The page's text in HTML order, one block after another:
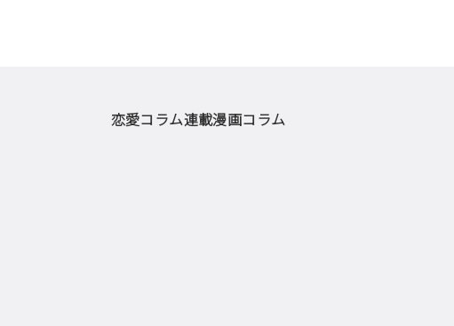
恋愛コラム連載漫画コラム